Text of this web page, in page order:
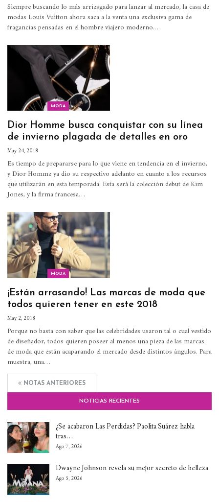
Siempre buscando lo más arriesgado para lanzar al mercado, la casa de
modas Louis Vuitton ahora saca a la venta una exclusiva gama de
fragancias pensadas en el hombre viajero moderno.…
MODA
Dior Homme busca conquistar con su línea
de invierno plagada de detalles en oro
May 24, 2018
Es tiempo de prepararse para lo que viene en tendencia en el invierno,
y Dior Homme ya dio su respectivo adelanto en cuanto a los recursos
que utilizarán en esta temporada. Esta será la colección debut de Kim
Jones, y la firma francesa…
MODA
¡Están arrasando! Las marcas de moda que
todos quieren tener en este 2018
May 2, 2018
Porque no basta con saber que las celebridades usaron tal o cual vestido
de diseñador, todos quieren poseer al menos una pieza de las marcas
de moda que están acaparando el mercado desde distintos ángulos. Para
muestra, una…
NOTAS ANTERIORES
NOTICIAS RECIENTES
¿Se acabaron Las Perdidas? Paolita Suárez habla
tras…
Ago 7, 2026
Dwayne Johnson revela su mejor secreto de belleza
Ago 5, 2026